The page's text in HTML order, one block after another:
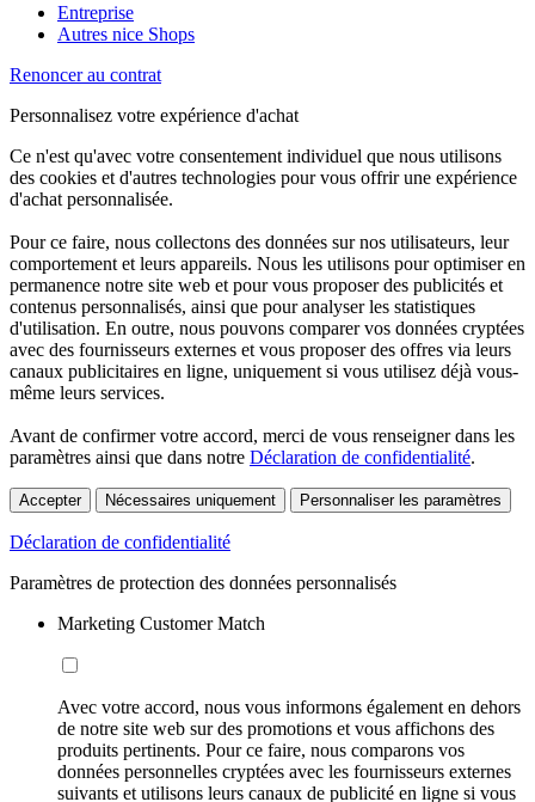
Entreprise
Autres nice Shops
Renoncer au contrat
Personnalisez votre expérience d'achat
Ce n'est qu'avec votre consentement individuel que nous utilisons
des cookies et d'autres technologies pour vous offrir une expérience
d'achat personnalisée.
Pour ce faire, nous collectons des données sur nos utilisateurs, leur
comportement et leurs appareils. Nous les utilisons pour optimiser en
permanence notre site web et pour vous proposer des publicités et
contenus personnalisés, ainsi que pour analyser les statistiques
d'utilisation. En outre, nous pouvons comparer vos données cryptées
avec des fournisseurs externes et vous proposer des offres via leurs
canaux publicitaires en ligne, uniquement si vous utilisez déjà vous-
même leurs services.
Avant de confirmer votre accord, merci de vous renseigner dans les
paramètres ainsi que dans notre Déclaration de confidentialité.
Accepter Nécessaires uniquement Personnaliser les paramètres
Déclaration de confidentialité
Paramètres de protection des données personnalisés
Marketing Customer Match
Avec votre accord, nous vous informons également en dehors
de notre site web sur des promotions et vous affichons des
produits pertinents. Pour ce faire, nous comparons vos
données personnelles cryptées avec les fournisseurs externes
suivants et utilisons leurs canaux de publicité en ligne si vous